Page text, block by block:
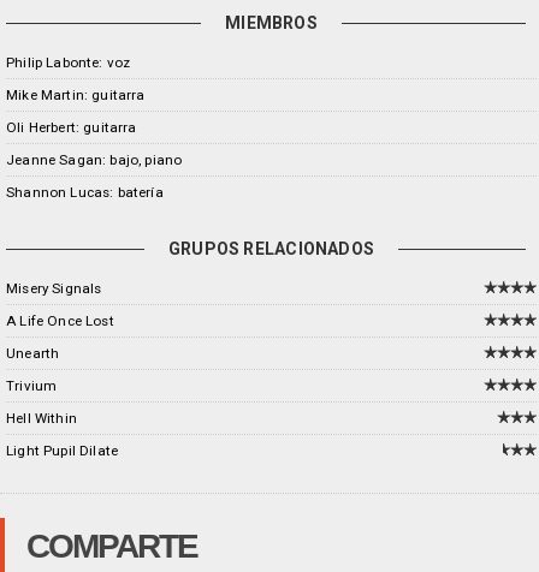
MIEMBROS
Philip Labonte: voz
Mike Martin: guitarra
Oli Herbert: guitarra
Jeanne Sagan: bajo, piano
Shannon Lucas: batería
GRUPOS RELACIONADOS
Misery Signals
A Life Once Lost
Unearth
Trivium
Hell Within
Light Pupil Dilate
COMPARTE